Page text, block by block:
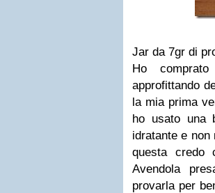
Jar da 7gr di
Ho
approfittando
la mia prima
ho usato
idratante e
questa credo
Avendola
provarla per